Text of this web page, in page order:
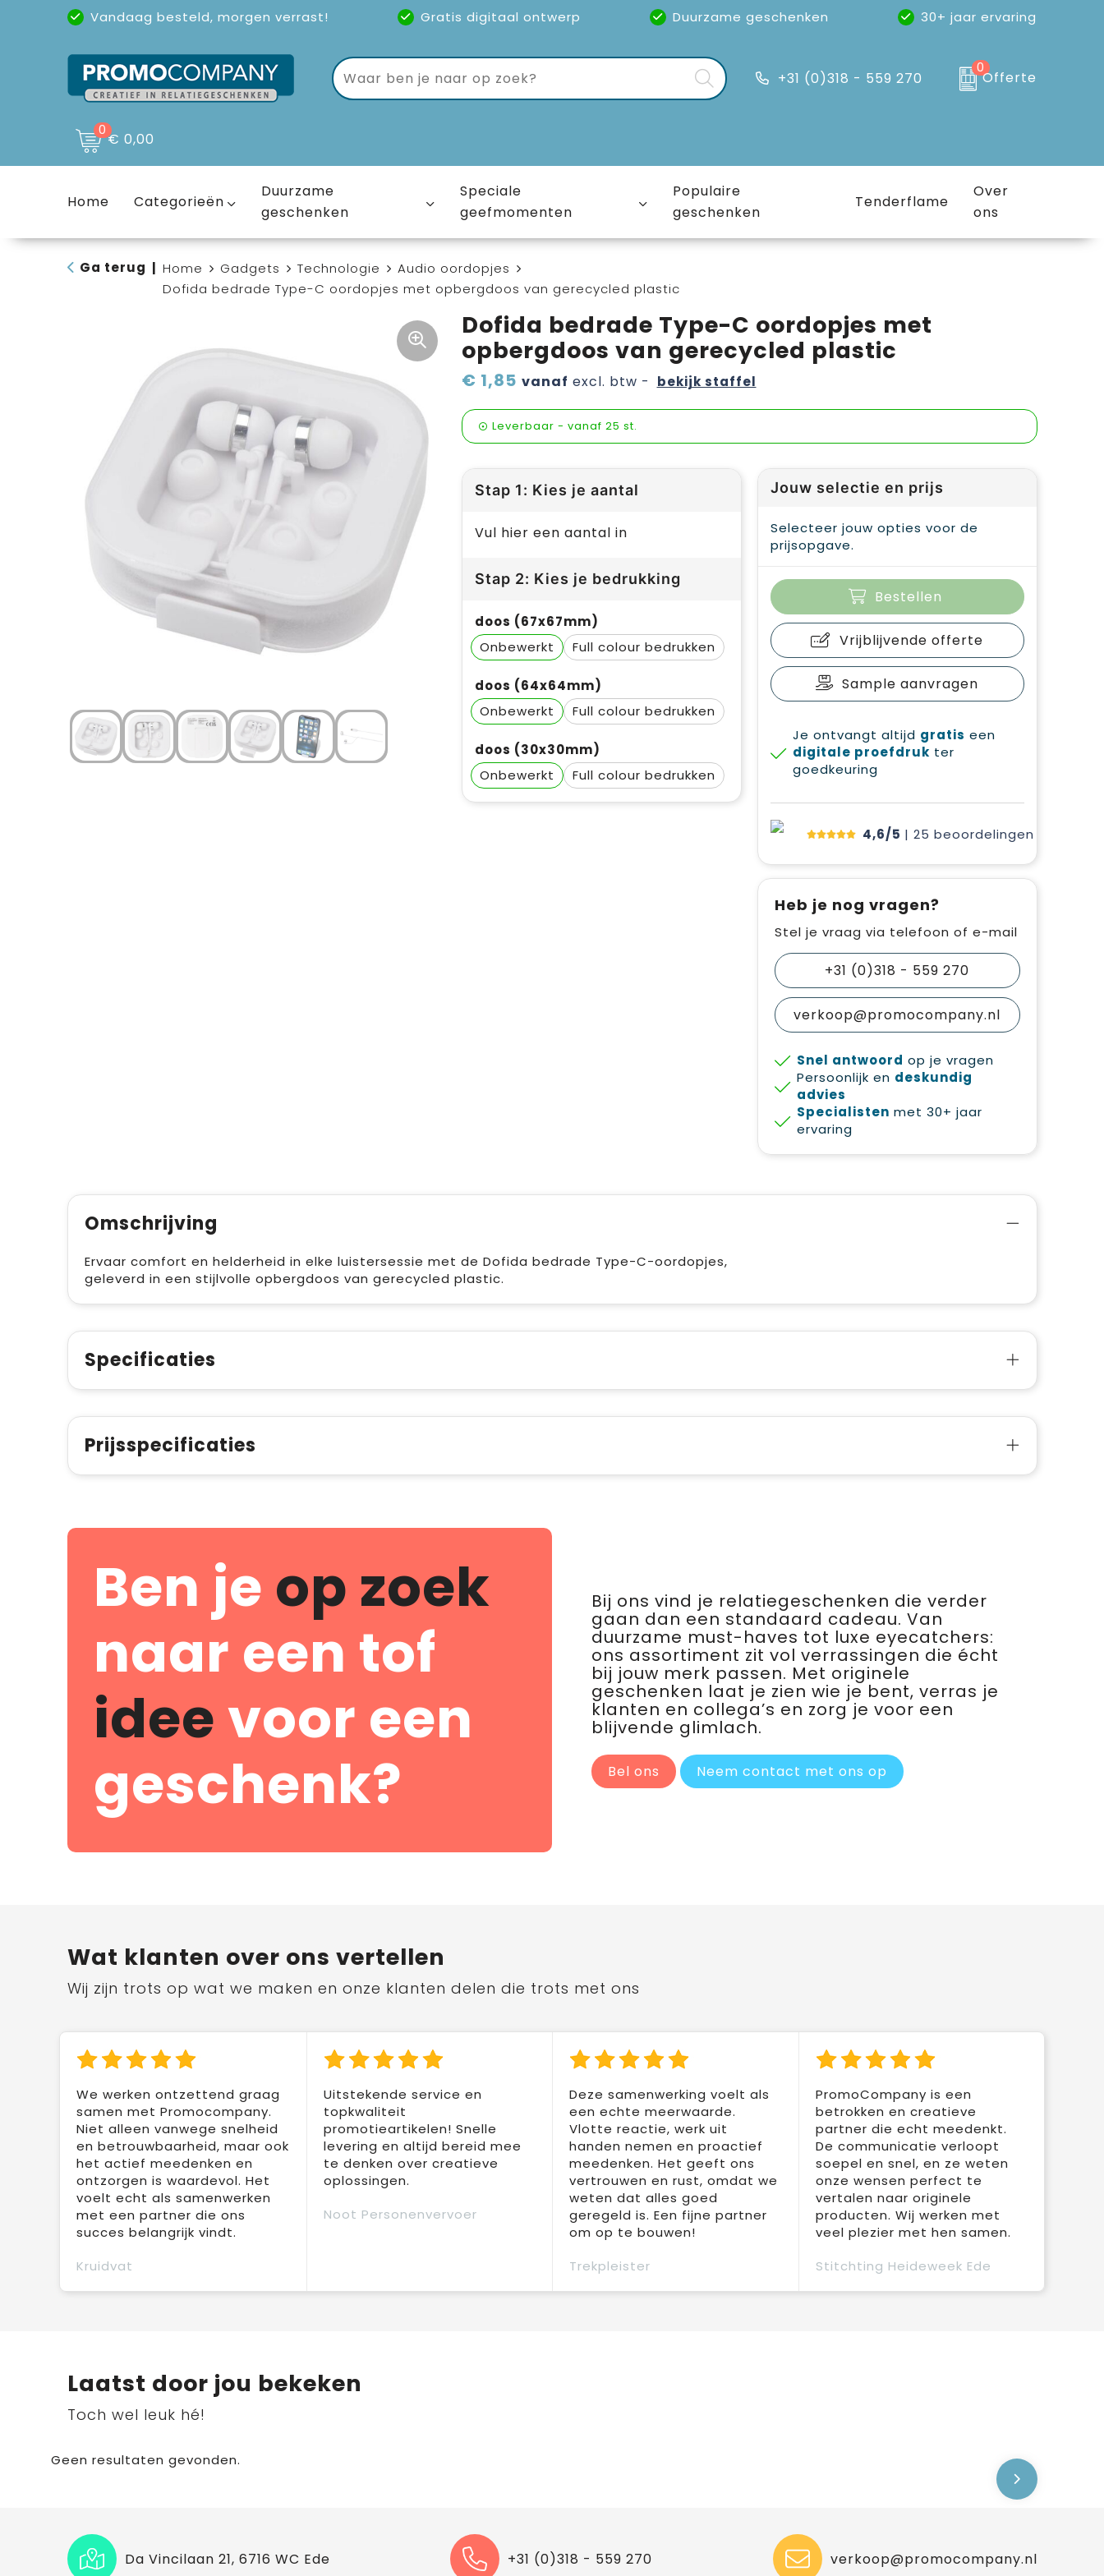
Vandaag besteld, morgen verrast! Gratis digitaal ontwerp Duurzame geschenken
30+ jaar ervaring
Uitstekende reviews(4,6/5)
+31 (0)318 - 559 270
0
Offerte
0€ 0,00
Home Categorieën
Duurzame
geschenken
Speciale
geefmomenten
Populaire
geschenken
Tenderflame
Over
ons
Ga terug Home Gadgets Technologie
Audio oordopjes
Dofida bedrade Type-C oordopjes met opbergdoos van gerecycled plastic
Dofida bedrade Type-C oordopjes met
opbergdoos van gerecycled plastic
€ 1,85 vanaf excl. btw - bekijk staffel
Leverbaar - vanaf 25 st.
Stap 1: Kies je aantal
Vul hier een aantal in
Stap 2: Kies je bedrukking
doos (67x67mm)
Onbewerkt
Full colour
doos (64x64mm)
Onbewerkt
Full colour
doos (30x30mm)
Onbewerkt
Full colour
Jouw selectie en prijs
Selecteer jouw opties voor de
prijsopgave.
Bestellen
Vrijblijvende offerte
Sample aanvragen
Je ontvangt altijd gratis een
digitale proefdruk ter
goedkeuring
4,6/5 | 25 beoordelingen
Heb je nog vragen?
Stel je vraag via telefoon of e-mail
+31 (0)318 - 559 270
verkoop@promocompany.nl
Snel antwoord op je vragen
Persoonlijk en deskundig
advies
Specialisten met 30+ jaar
ervaring
Omschrijving
Ervaar comfort en helderheid in elke luistersessie met de Dofida bedrade Type-C-oordopjes,
geleverd in een stijlvolle opbergdoos van gerecycled plastic.
Specificaties
Prijsspecificaties
Ben je op zoek
naar een tof
ideevoor een
geschenk?
Bij ons vind je relatiegeschenken die verder
gaan dan een standaard cadeau. Van
duurzame must-haves tot luxe eyecatchers:
ons assortiment zit vol verrassingen die écht
bij jouw merk passen. Met originele
geschenken laat je zien wie je bent, verras je
klanten en collega’s en zorg je voor een
blijvende glimlach.
Bel ons Neem contact met ons op
Wat klanten over ons vertellen
Wij zijn trots op wat we maken en onze klanten delen die trots met ons
We werken ontzettend graag
samen met Promocompany.
Niet alleen vanwege snelheid
en betrouwbaarheid, maar ook
het actief meedenken en
ontzorgen is waardevol. Het
voelt echt als samenwerken
met een partner die ons
succes belangrijk vindt.
Kruidvat
Uitstekende service en
topkwaliteit
promotieartikelen! Snelle
levering en altijd bereid mee
te denken over creatieve
oplossingen.
Noot Personenvervoer
Deze samenwerking voelt als
een echte meerwaarde.
Vlotte reactie, werk uit
handen nemen en proactief
meedenken. Het geeft ons
vertrouwen en rust, omdat we
weten dat alles goed
geregeld is. Een fijne partner
om op te bouwen!
Trekpleister
PromoCompany is een
betrokken en creatieve
partner die echt meedenkt.
De communicatie verloopt
soepel en snel, en ze weten
onze wensen perfect te
vertalen naar originele
producten. Wij werken met
veel plezier met hen samen.
Stitchting Heideweek Ede
Laatst door jou bekeken
Toch wel leuk hé!
Geen resultaten gevonden.
Da Vincilaan 21, 6716 WC Ede +31 (0)318 - 559 270 verkoop@promocompany.nl